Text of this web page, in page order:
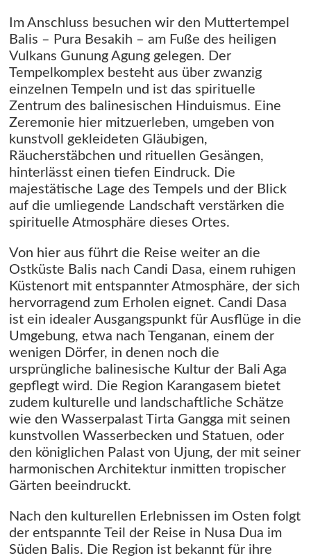
Im Anschluss besuchen wir den Muttertempel
Balis – Pura Besakih – am Fuße des heiligen
Vulkans Gunung Agung gelegen. Der
Tempelkomplex besteht aus über zwanzig
einzelnen Tempeln und ist das spirituelle
Zentrum des balinesischen Hinduismus. Eine
Zeremonie hier mitzuerleben, umgeben von
kunstvoll gekleideten Gläubigen,
Räucherstäbchen und rituellen Gesängen,
hinterlässt einen tiefen Eindruck. Die
majestätische Lage des Tempels und der Blick
auf die umliegende Landschaft verstärken die
spirituelle Atmosphäre dieses Ortes.
Von hier aus führt die Reise weiter an die
Ostküste Balis nach Candi Dasa, einem ruhigen
Küstenort mit entspannter Atmosphäre, der sich
hervorragend zum Erholen eignet. Candi Dasa
ist ein idealer Ausgangspunkt für Ausflüge in die
Umgebung, etwa nach Tenganan, einem der
wenigen Dörfer, in denen noch die
ursprüngliche balinesische Kultur der Bali Aga
gepflegt wird. Die Region Karangasem bietet
zudem kulturelle und landschaftliche Schätze
wie den Wasserpalast Tirta Gangga mit seinen
kunstvollen Wasserbecken und Statuen, oder
den königlichen Palast von Ujung, der mit seiner
harmonischen Architektur inmitten tropischer
Gärten beeindruckt.
Nach den kulturellen Erlebnissen im Osten folgt
der entspannte Teil der Reise in Nusa Dua im
Süden Balis. Die Region ist bekannt für ihre